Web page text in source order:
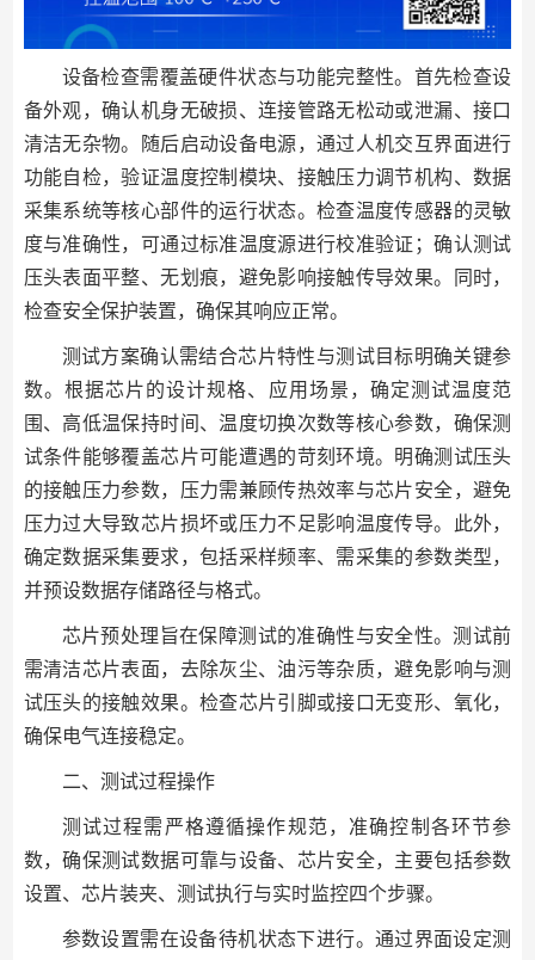
设备检查需覆盖硬件状态与功能完整性。首先检查设
备外观，确认机身无破损、连接管路无松动或泄漏、接口
清洁无杂物。随后启动设备电源，通过人机交互界面进行
功能自检，验证温度控制模块、接触压力调节机构、数据
采集系统等核心部件的运行状态。检查温度传感器的灵敏
度与准确性，可通过标准温度源进行校准验证；确认测试
压头表面平整、无划痕，避免影响接触传导效果。同时，
检查安全保护装置，确保其响应正常。
测试方案确认需结合芯片特性与测试目标明确关键参
数。根据芯片的设计规格、应用场景，确定测试温度范
围、高低温保持时间、温度切换次数等核心参数，确保测
试条件能够覆盖芯片可能遭遇的苛刻环境。明确测试压头
的接触压力参数，压力需兼顾传热效率与芯片安全，避免
压力过大导致芯片损坏或压力不足影响温度传导。此外，
确定数据采集要求，包括采样频率、需采集的参数类型，
并预设数据存储路径与格式。
芯片预处理旨在保障测试的准确性与安全性。测试前
需清洁芯片表面，去除灰尘、油污等杂质，避免影响与测
试压头的接触效果。检查芯片引脚或接口无变形、氧化，
确保电气连接稳定。
二、测试过程操作
测试过程需严格遵循操作规范，准确控制各环节参
数，确保测试数据可靠与设备、芯片安全，主要包括参数
设置、芯片装夹、测试执行与实时监控四个步骤。
参数设置需在设备待机状态下进行。通过界面设定测